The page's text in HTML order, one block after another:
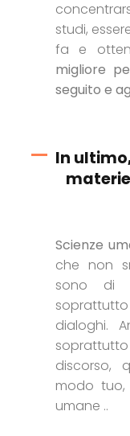
studi,
fa e
migliore
seguito e
In
Scienze
che non
sono di
dialoghi.
discorso,
modo
umane ..